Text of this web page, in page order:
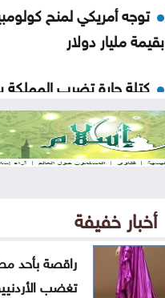
توجه أمريكي لمنح
بقيمة مليار دولار
كتلة حارة تضرب المملكة
لماذا لم تشارك مصر في
المنطقة
نتائج التوجيهي على
التفاصيل والموعد المتوقع
أخبار خفيفة
راقصة بأحد
تغضب